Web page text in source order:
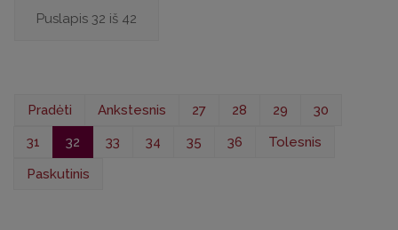
Puslapis 32 iš 42
Pradėti Ankstesnis 27 28 29
30
31
32 33 34 35 36
Tolesnis
Paskutinis